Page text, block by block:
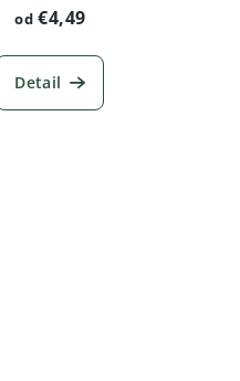
od€4,49
Detail